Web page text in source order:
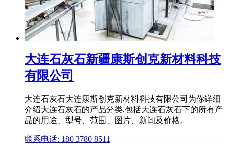
大连石灰石新疆康斯创克新材料科技
有限公司
大连石灰石大连康斯创克新材料科技有限公司为你详细
介绍大连石灰石的产品分类,包括大连石灰石下的所有产
品的用途、型号、范围、图片、新闻及价格。
联系电话: 180 3780 8511